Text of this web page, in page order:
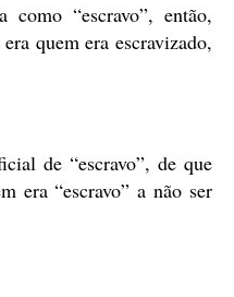
como “escravo”, então,
quem era escravizado,
de “escravo”, de que
era “escravo” a não ser